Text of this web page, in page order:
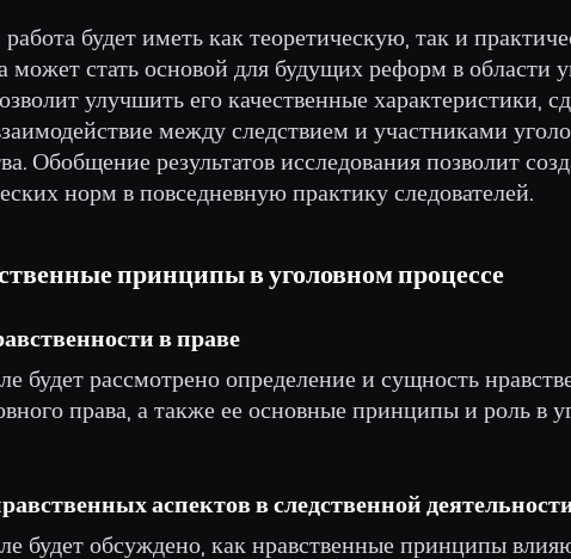
будет иметь как теоретическую, так и
может стать основой для будущих реформ в области
улучшить его качественные характеристики,
между следствием и участниками
Обобщение результатов исследования позволит
норм в повседневную практику следователей.
принципы в уголовном процессе
в праве
будет рассмотрено определение и сущность
права, а также ее основные принципы и роль в
аспектов в следственной
будет обсуждено, как нравственные принципы